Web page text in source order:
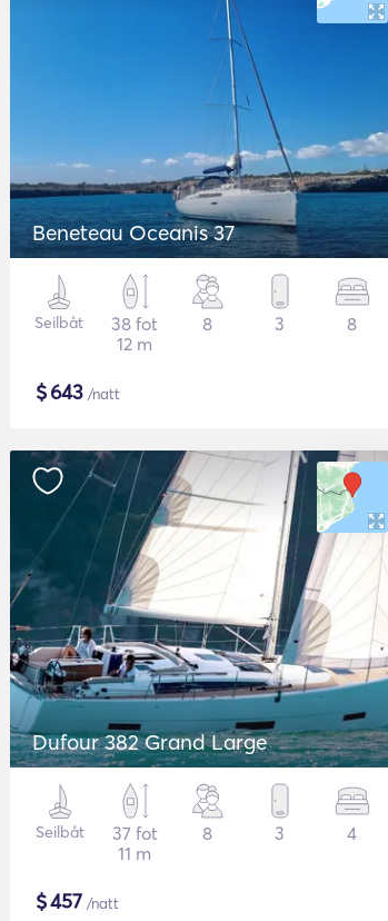
Beneteau Oceanis 37
Seilbåt
38 fot
12 m
8 3 8
$643 /natt
Dufour 382 Grand Large
Seilbåt
37 fot
11 m
8 3 4
$457 /natt